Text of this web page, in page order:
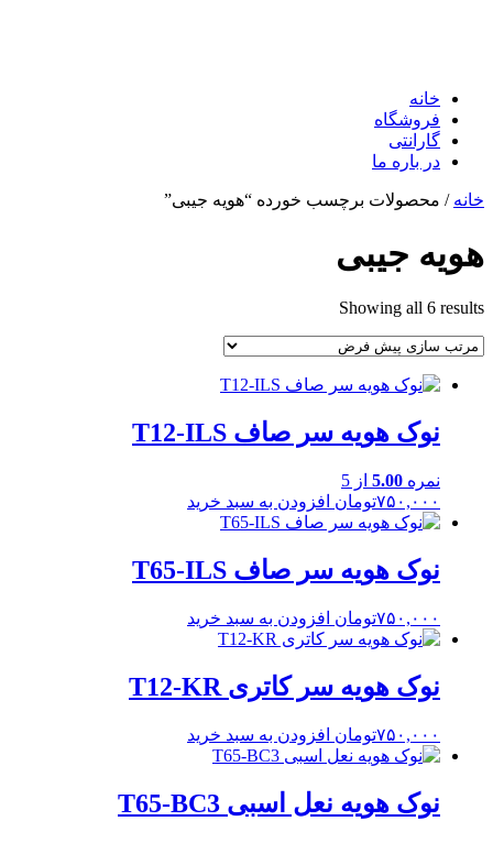
خانه
فروشگاه
گارانتی
در باره ما
خانه / محصولات برچسب خورده “هویه جیبی”
هویه جیبی
Showing all 6 results
نوک هویه سر صاف T12-ILS
نمره 5.00 از 5
۷۵۰,۰۰۰تومان افزودن به سبد خرید
نوک هویه سر صاف T65-ILS
۷۵۰,۰۰۰تومان افزودن به سبد خرید
نوک هویه سر کاتری T12-KR
۷۵۰,۰۰۰تومان افزودن به سبد خرید
نوک هویه نعل اسبی T65-BC3